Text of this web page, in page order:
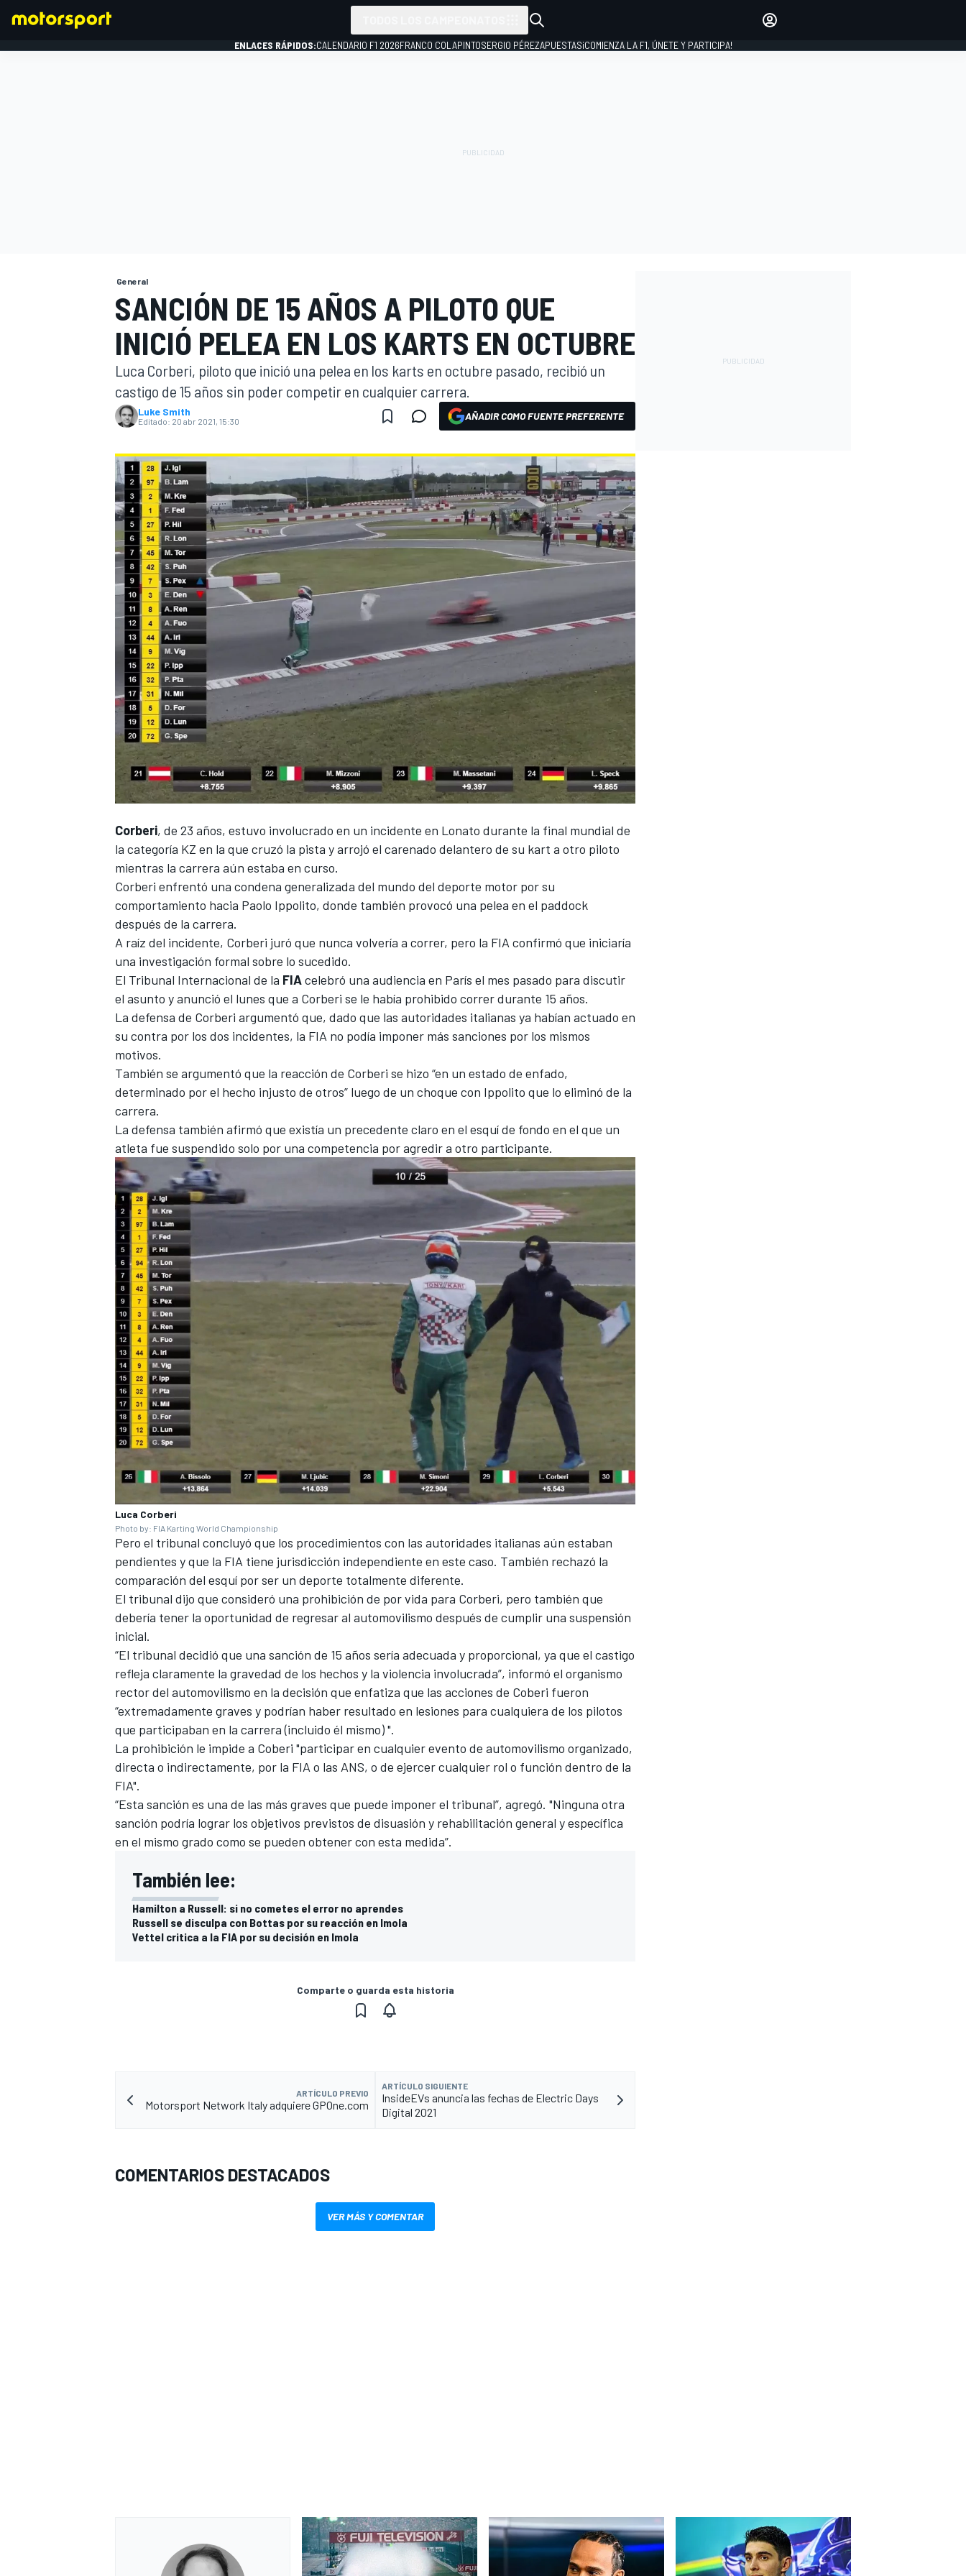
INDYCAR
MOTOGP
NASCAR CUP
FÓRMULA E
WRC
MÁS CATEGORÍAS
INICIAR SESIÓN
ENLACES RÁPIDOS:CALENDARIO F1 2026FRANCO COLAPINTOSERGIO PÉREZAPUESTAS¡COMIENZA LA F1, ÚNETE Y PARTICIPA!
General
SANCIÓN DE 15 AÑOS A PILOTO QUE
INICIÓ PELEA EN LOS KARTS EN OCTUBRE
Luca Corberi, piloto que inició una pelea en los karts en octubre pasado, recibió un
castigo de 15 años sin poder competir en cualquier carrera.
Luke Smith
Editado: 20 abr 2021, 15:30 AÑADIR COMO FUENTE PREFERENTE
Corberi, de 23 años, estuvo involucrado en un incidente en Lonato durante la final mundial de
la categoría KZ en la que cruzó la pista y arrojó el carenado delantero de su kart a otro piloto
mientras la carrera aún estaba en curso.
Corberi enfrentó una condena generalizada del mundo del deporte motor por su
comportamiento hacia Paolo Ippolito, donde también provocó una pelea en el paddock
después de la carrera.
A raíz del incidente, Corberi juró que nunca volvería a correr, pero la FIA confirmó que iniciaría
una investigación formal sobre lo sucedido.
El Tribunal Internacional de la FIAcelebró una audiencia en París el mes pasado para discutir
el asunto y anunció el lunes que a Corberi se le había prohibido correr durante 15 años.
La defensa de Corberi argumentó que, dado que las autoridades italianas ya habían actuado en
su contra por los dos incidentes, la FIA no podía imponer más sanciones por los mismos
motivos.
También se argumentó que la reacción de Corberi se hizo “en un estado de enfado,
determinado por el hecho injusto de otros” luego de un choque con Ippolito que lo eliminó de la
carrera.
La defensa también afirmó que existía un precedente claro en el esquí de fondo en el que un
atleta fue suspendido solo por una competencia por agredir a otro participante.
Luca Corberi
Photo by: FIA Karting World Championship
Pero el tribunal concluyó que los procedimientos con las autoridades italianas aún estaban
pendientes y que la FIA tiene jurisdicción independiente en este caso. También rechazó la
comparación del esquí por ser un deporte totalmente diferente.
El tribunal dijo que consideró una prohibición de por vida para Corberi, pero también que
debería tener la oportunidad de regresar al automovilismo después de cumplir una suspensión
inicial.
“El tribunal decidió que una sanción de 15 años sería adecuada y proporcional, ya que el castigo
refleja claramente la gravedad de los hechos y la violencia involucrada”, informó el organismo
rector del automovilismo en la decisión que enfatiza que las acciones de Coberi fueron
“extremadamente graves y podrían haber resultado en lesiones para cualquiera de los pilotos
que participaban en la carrera (incluido él mismo) ".
La prohibición le impide a Coberi "participar en cualquier evento de automovilismo organizado,
directa o indirectamente, por la FIA o las ANS, o de ejercer cualquier rol o función dentro de la
FIA".
“Esta sanción es una de las más graves que puede imponer el tribunal”, agregó. "Ninguna otra
sanción podría lograr los objetivos previstos de disuasión y rehabilitación general y específica
en el mismo grado como se pueden obtener con esta medida”.
También lee:
Hamilton a Russell: si no cometes el error no aprendes
Russell se disculpa con Bottas por su reacción en Imola
Vettel critica a la FIA por su decisión en Imola
Comparte o guarda esta historia
ARTÍCULO PREVIO
Motorsport Network Italy adquiere GPOne.com
ARTÍCULO SIGUIENTE
InsideEVs anuncia las fechas de Electric Days
Digital 2021
COMENTARIOS DESTACADOS
VER MÁS Y COMENTAR